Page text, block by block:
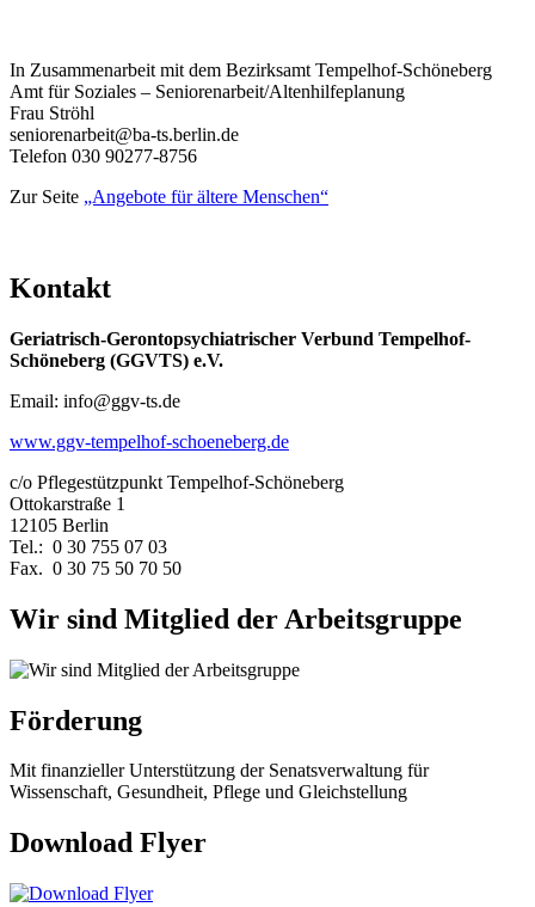
In Zusammenarbeit mit dem Bezirksamt Tempelhof-Schöneberg
Amt für Soziales – Seniorenarbeit/Altenhilfeplanung
Frau Ströhl
seniorenarbeit@ba-ts.berlin.de
Telefon 030 90277-8756
Zur Seite „Angebote für ältere Menschen“
Kontakt
Geriatrisch-Gerontopsychiatrischer Verbund Tempelhof-
Schöneberg (GGVTS) e.V.
Email: info@ggv-ts.de
www.ggv-tempelhof-schoeneberg.de
c/o Pflegestützpunkt Tempelhof-Schöneberg
Ottokarstraße 1
12105 Berlin
Tel.: 0 30 755 07 03
Fax. 0 30 75 50 70 50
Wir sind Mitglied der Arbeitsgruppe
Förderung
Mit finanzieller Unterstützung der Senatsverwaltung für
Wissenschaft, Gesundheit, Pflege und Gleichstellung
Download Flyer